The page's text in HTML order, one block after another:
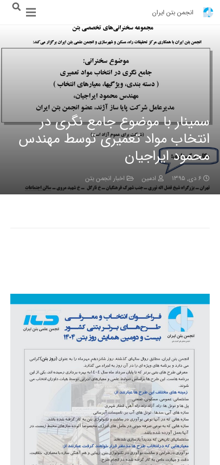
انجمن بتن ایران
سمینار با موضوع جامع نگری در
انتخاب مواد تعمیری توسط مهندس
محمود ایراجیان
۶ دی, ۱۳۹۵ ادمین اخبار انجمن بتن